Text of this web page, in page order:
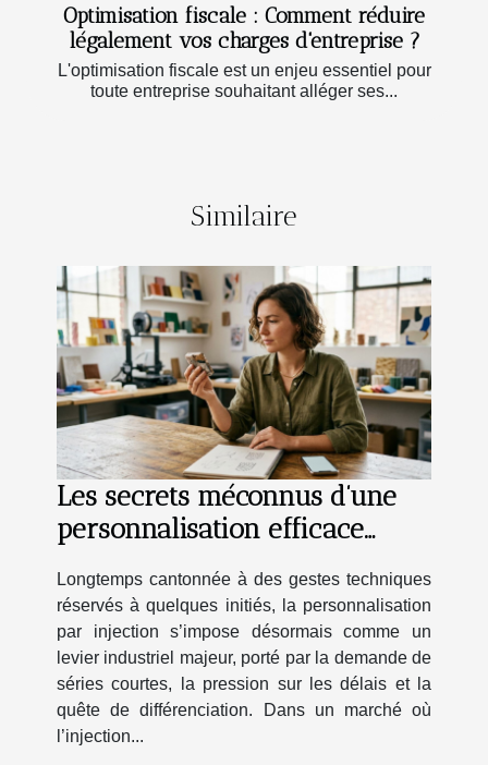
Optimisation fiscale : Comment réduire
légalement vos charges d'entreprise ?
L'optimisation fiscale est un enjeu essentiel pour
toute entreprise souhaitant alléger ses...
Similaire
Les secrets méconnus d’une
personnalisation efficace
d’injection
Longtemps cantonnée à des gestes techniques
réservés à quelques initiés, la personnalisation
par injection s’impose désormais comme un
levier industriel majeur, porté par la demande de
séries courtes, la pression sur les délais et la
quête de différenciation. Dans un marché où
l’injection...